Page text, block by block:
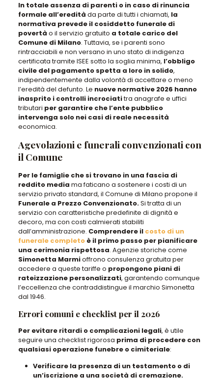
In totale assenza di parenti o in caso di rinuncia
formale all’eredità da parte di tutti i chiamati, la
normativa prevede il cosiddetto funerale di
povertà o il servizio gratuito a totale carico del
Comune di Milano. Tuttavia, se i parenti sono
rintracciabili e non versano in uno stato di indigenza
certificata tramite ISEE sotto la soglia minima, l’obbligo
civile del pagamento spetta a loro in solido,
indipendentemente dalla volontà di accettare o meno
l’eredità del defunto. Le nuove normative 2026 hanno
inasprito i controlli incrociatitra anagrafe e uffici
tributari per garantire che l’ente pubblico
intervenga solo nei casi di reale necessità
economica.
Agevolazioni e funerali convenzionati con
il Comune
Per le famiglie che si trovano in una fascia di
reddito media ma faticano a sostenere i costi di un
servizio privato standard, il Comune di Milano propone il
Funerale a Prezzo Convenzionato.Si tratta di un
servizio con caratteristiche predefinite di dignità e
decoro, ma con costi calmierati stabiliti
dall’amministrazione. Comprendere il costo di un
funerale completoè il primo passo per pianificare
una cerimonia rispettosa. Agenzie storiche come
Simonetta Marmioffrono consulenza gratuita per
accedere a queste tariffe o propongono piani di
rateizzazione personalizzati, garantendo comunque
l’eccellenza che contraddistingue il marchio Simonetta
dal 1946.
Errori comuni e checklist per il 2026
Per evitare ritardi o complicazioni legali, è utile
seguire una checklistrigorosa prima di procedere con
qualsiasi operazione funebre o cimiteriale:
Verificare la presenza di un testamento o di
un’iscrizione a una società di cremazione.